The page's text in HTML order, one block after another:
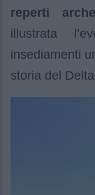
reperti
illustrata
insediamenti
storia del